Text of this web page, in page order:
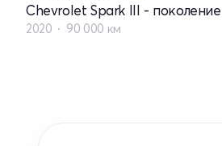
Chevrolet Spark III - поколение
2020 90 000 км